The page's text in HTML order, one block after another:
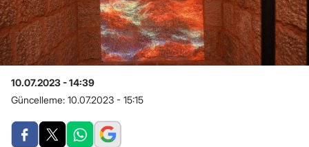
10.07.2023 - 14:39
Güncelleme: 10.07.2023 - 15:15